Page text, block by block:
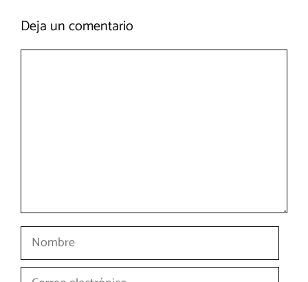
Deja un comentario
Nombre
Correo